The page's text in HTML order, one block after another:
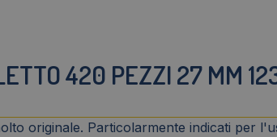
420 PEZZI 27 MM
originale. Particolarmente indicati per